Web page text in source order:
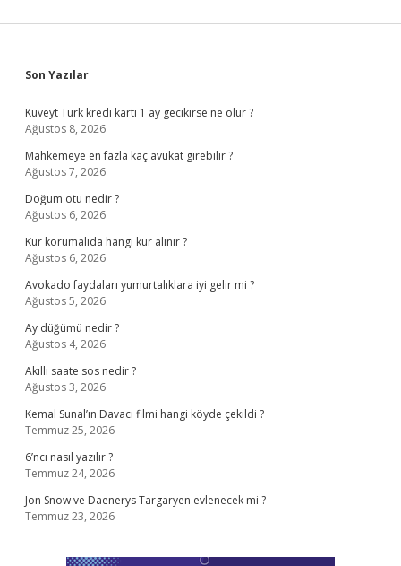
Sidebar
Son Yazılar
Kuveyt Türk kredi kartı 1 ay gecikirse ne olur ?
Ağustos 8, 2026
Mahkemeye en fazla kaç avukat girebilir ?
Ağustos 7, 2026
Doğum otu nedir ?
Ağustos 6, 2026
Kur korumalıda hangi kur alınır ?
Ağustos 6, 2026
Avokado faydaları yumurtalıklara iyi gelir mi ?
Ağustos 5, 2026
Ay düğümü nedir ?
Ağustos 4, 2026
Akıllı saate sos nedir ?
Ağustos 3, 2026
Kemal Sunal’ın Davacı filmi hangi köyde çekildi ?
Temmuz 25, 2026
6’ncı nasıl yazılır ?
Temmuz 24, 2026
Jon Snow ve Daenerys Targaryen evlenecek mi ?
Temmuz 23, 2026